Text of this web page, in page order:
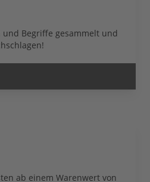
Begriffe gesammelt und
ab einem Warenwert von